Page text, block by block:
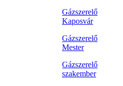
Gázszerelő
Kaposvár
Gázszerelő
Mester
Gázszerelő
szakember